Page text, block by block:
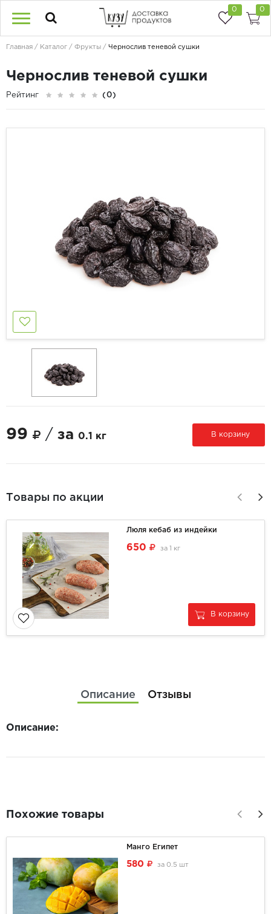
0 0
Главная Каталог Фрукты Чернослив теневой сушки
Чернослив теневой сушки
Рейтинг (0)
99 / за 0.1 кг В корзину
Товары по акции
Люля кебаб из индейки
650 за 1 кг
В корзину
Описание Отзывы
Описание:
Похожие товары
Манго Египет
580 за 0.5 шт